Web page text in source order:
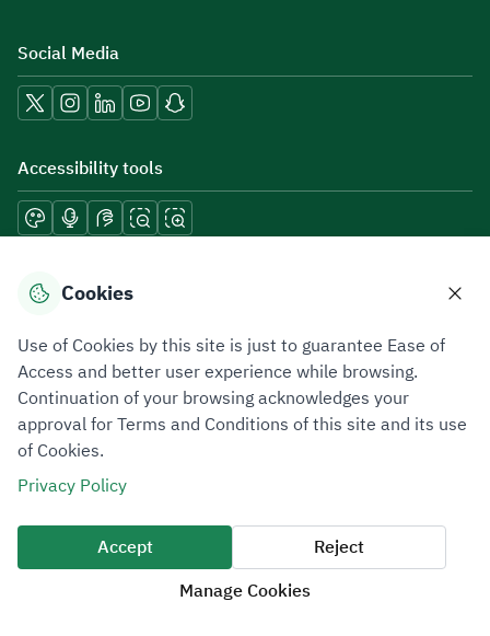
Social Media
Accessibility tools
Download mobile applications
Privacy PolicyTerms of UseSite Map
All rights reserved 2026 © ZATCA.GOV.SA
Developed and Maintained by Zakat, Tax and Customs Authority
Last update for site was
06 August 2026 10:32 AM
Cookies
Use of Cookies by this site is just to guarantee Ease of
Access and better user experience while browsing.
Continuation of your browsing acknowledges your
approval for Terms and Conditions of this site and its use
of Cookies.
Privacy Policy
Accept
Reject
Manage Cookies